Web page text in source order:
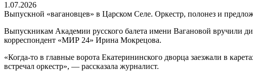
1.07.2026
Выпускной «вагановцев» в Царском Селе. Оркестр, полонез и
Выпускникам Академии русского балета имени Вагановой вручили
корреспондент «МИР 24» Ирина Мокрецова.
«Когда-то в главные ворота Екатерининского дворца заезжали в
встречал оркестр», — рассказала журналист.